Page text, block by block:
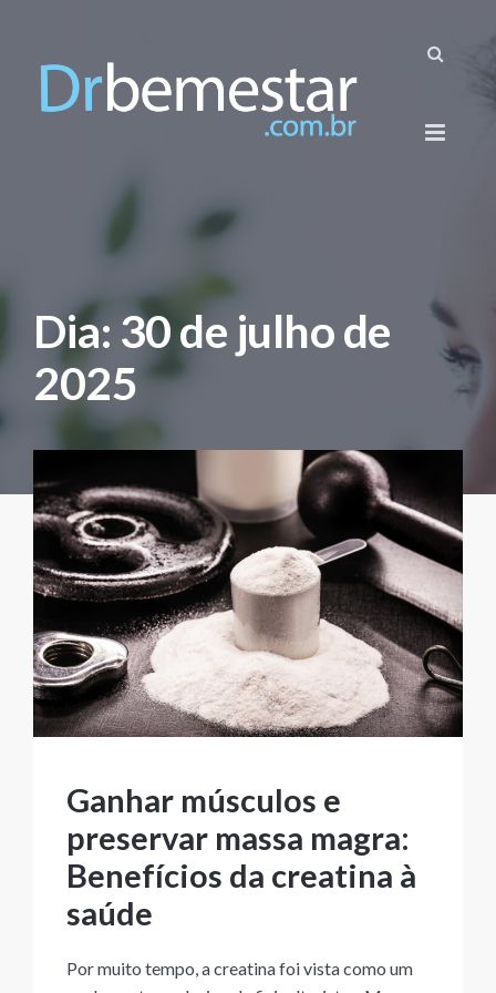
Dia: 30 de julho de
2025
Ganhar músculos e
preservar massa magra:
Benefícios da creatina à
saúde
Por muito tempo, a creatina foi vista como um